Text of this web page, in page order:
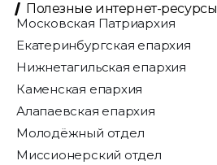
Полезные интернет-ресурсы
Московская Патриархия
Екатеринбургская епархия
Нижнетагильская епархия
Каменская епархия
Алапаевская епархия
Молодёжный отдел
Миссионерский отдел